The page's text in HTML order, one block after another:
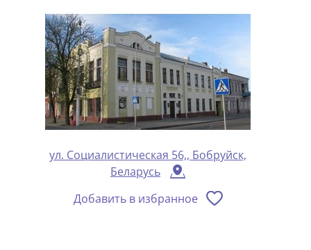
ул. Социалистическая 56,, Бобруйск,
Беларусь
Добавить в избранное